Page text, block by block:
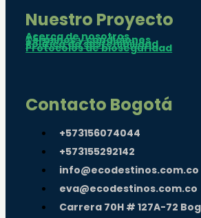
Nuestro Proyecto
Acerca de nosotros
Términos y condiciones
Política de sostenibilidad
Protocolos de bioseguridad
Contacto Bogotá
+573156074044
+573155292142
info@ecodestinos.com.co
eva@ecodestinos.com.co
Carrera 70H # 127A-72